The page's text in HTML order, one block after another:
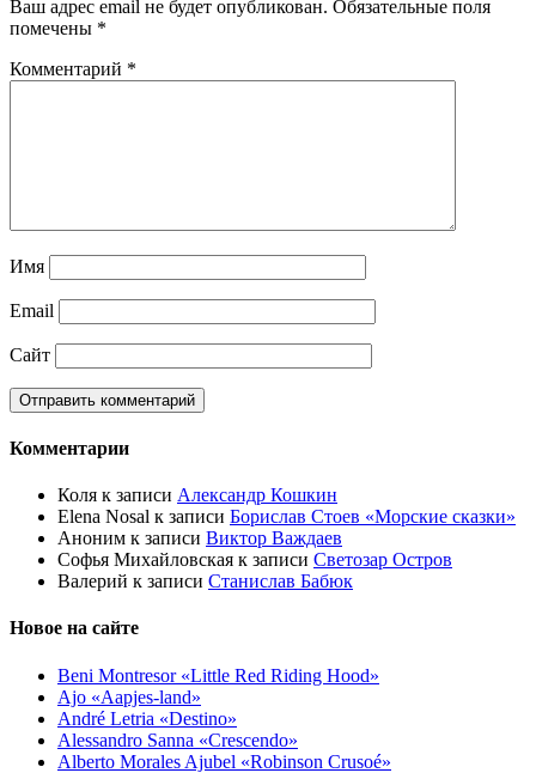
Ваш адрес email не будет опубликован. Обязательные поля
помечены *
Комментарий *
Имя
Email
Сайт
Комментарии
Коля к записи Александр Кошкин
Elena Nosal к записи Борислав Стоев «Морские сказки»
Аноним к записи Виктор Важдаев
Софья Михайловская к записи Светозар Остров
Валерий к записи Станислав Бабюк
Новое на сайте
Beni Montresor «Little Red Riding Hood»
Ajo «Aapjes-land»
André Letria «Destino»
Alessandro Sanna «Crescendo»
Alberto Morales Ajubel «Robinson Crusoé»